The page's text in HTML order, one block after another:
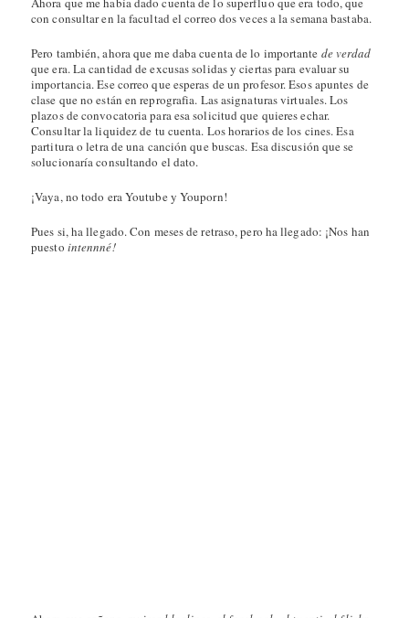
con consultar en la facultad el correo dos veces a la semana bastaba.
Pero también, ahora que me daba cuenta de lo importante de verdad
que era. La cantidad de excusas solidas y ciertas para evaluar su
importancia. Ese correo que esperas de un profesor. Esos apuntes de
clase que no están en reprografia. Las asignaturas virtuales. Los
plazos de convocatoria para esa solicitud que quieres echar.
Consultar la liquidez de tu cuenta. Los horarios de los cines. Esa
partitura o letra de una canción que buscas. Esa discusión que se
solucionaría consultando el dato.
¡Vaya, no todo era Youtube y Youporn!
Pues si, ha llegado. Con meses de retraso, pero ha llegado: ¡Nos han
puesto intennné!